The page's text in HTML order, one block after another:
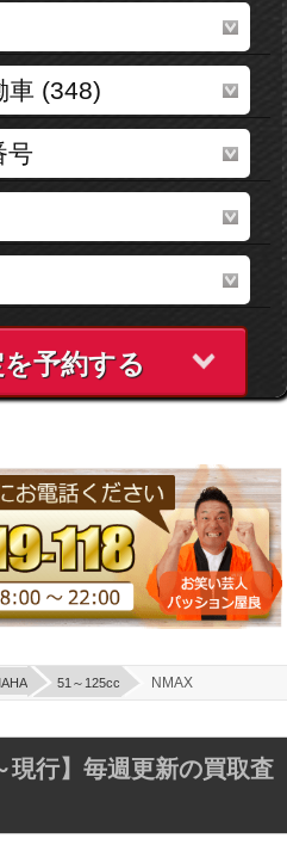
予約する
51～125cc NMAX
行】 毎週更新の買取査